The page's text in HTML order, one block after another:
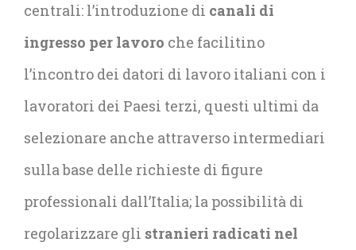
centrali: l’introduzione di canali di
ingresso per lavoro che facilitino
l’incontro dei datori di lavoro italiani con i
lavoratori dei Paesi terzi, questi ultimi da
selezionare anche attraverso intermediari
sulla base delle richieste di figure
professionali dall’Italia; la possibilità di
regolarizzare gli stranieri radicati nel